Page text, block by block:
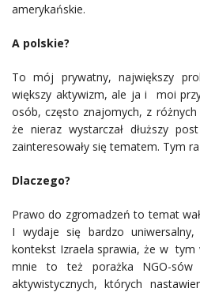
amerykańskie.
A polskie?
To mój prywatny, największy
większy aktywizm, ale ja i moi
osób, często znajomych, z
że nieraz wystarczał dłuższy
zainteresowały się tematem. Tym
Dlaczego?
Prawo do zgromadzeń to temat
I wydaje się bardzo
kontekst Izraela sprawia, że w tym
mnie to też porażka NGO-sów
aktywistycznych, których